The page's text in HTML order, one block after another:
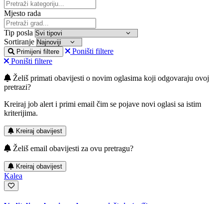
Mjesto rada
Tip posla
Sortiranje
Primijeni filtere
Poništi filtere
Poništi filtere
Želiš primati obavijesti o novim oglasima koji odgovaraju ovoj
pretrazi?
Kreiraj job alert i primi email čim se pojave novi oglasi sa istim
kriterijima.
Kreiraj obavijest
Želiš email obavijesti za ovu pretragu?
Kreiraj obavijest
Kalea